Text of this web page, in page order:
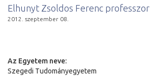
Elhunyt Zsoldos Ferenc professzor
2012. szeptember 08.
Az Egyetem neve:
Szegedi Tudományegyetem